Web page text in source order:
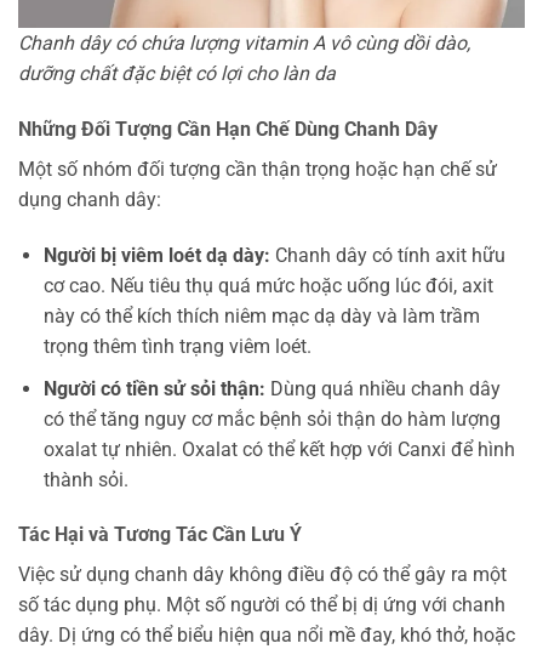
Chanh dây có chứa lượng vitamin A vô cùng dồi dào,
dưỡng chất đặc biệt có lợi cho làn da
Những Đối Tượng Cần Hạn Chế Dùng Chanh Dây
Một số nhóm đối tượng cần thận trọng hoặc hạn chế sử
dụng chanh dây:
Người bị viêm loét dạ dày: Chanh dây có tính axit hữu
cơ cao. Nếu tiêu thụ quá mức hoặc uống lúc đói, axit
này có thể kích thích niêm mạc dạ dày và làm trầm
trọng thêm tình trạng viêm loét.
Người có tiền sử sỏi thận: Dùng quá nhiều chanh dây
có thể tăng nguy cơ mắc bệnh sỏi thận do hàm lượng
oxalat tự nhiên. Oxalat có thể kết hợp với Canxi để hình
thành sỏi.
Tác Hại và Tương Tác Cần Lưu Ý
Việc sử dụng chanh dây không điều độ có thể gây ra một
số tác dụng phụ. Một số người có thể bị dị ứng với chanh
dây. Dị ứng có thể biểu hiện qua nổi mề đay, khó thở, hoặc